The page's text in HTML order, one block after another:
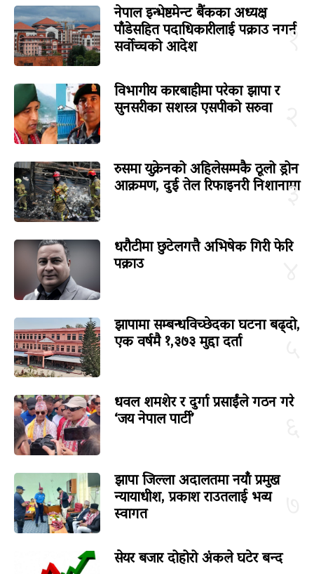
१
नेपाल इन्भेष्टमेन्ट बैंकका अध्यक्ष
पाँडेसहित पदाधिकारीलाई पक्राउ नगर्न
सर्वोच्चको आदेश
विभागीय कारबाहीमा परेका झापा र
सुनसरीका सशस्त्र एसपीको सरुवा
३
रुसमा युक्रेनको अहिलेसम्मकै ठूलो ड्रोन
आक्रमण, दुई तेल रिफाइनरी निशानामा
धरौटीमा छुटेलगत्तै अभिषेक गिरी फेरि
पक्राउ
झापामा सम्बन्धविच्छेदका घटना बढ्दो,
एक वर्षमै १,३७३ मुद्दा दर्ता
धवल शमशेर र दुर्गा प्रसाईंले गठन गरे
‘जय नेपाल पार्टी’
झापा जिल्ला अदालतमा नयाँ प्रमुख
न्यायाधीश, प्रकाश राउतलाई भव्य
स्वागत
सेयर बजार दोहोरो अंकले घटेर बन्द